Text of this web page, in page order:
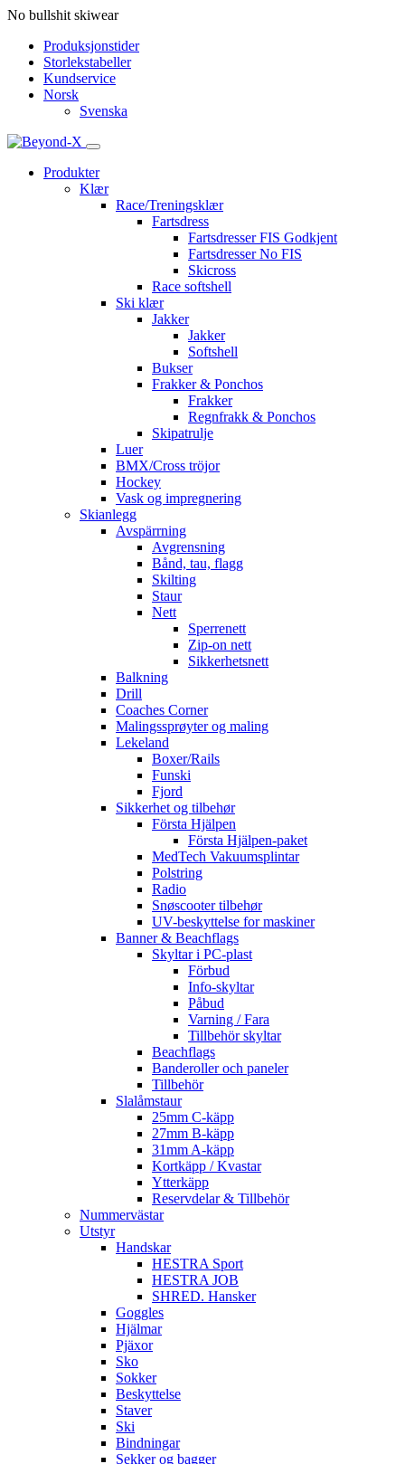
No bullshit skiwear
Produksjonstider
Storlekstabeller
Kundservice
Norsk
Svenska
Produkter
Klær
Race/Treningsklær
Fartsdress
Fartsdresser FIS Godkjent
Fartsdresser No FIS
Skicross
Race softshell
Ski klær
Jakker
Jakker
Softshell
Bukser
Frakker & Ponchos
Frakker
Regnfrakk & Ponchos
Skipatrulje
Luer
BMX/Cross tröjor
Hockey
Vask og impregnering
Skianlegg
Avspärrning
Avgrensning
Bånd, tau, flagg
Skilting
Staur
Nett
Sperrenett
Zip-on nett
Sikkerhetsnett
Balkning
Drill
Coaches Corner
Malingssprøyter og maling
Lekeland
Boxer/Rails
Funski
Fjord
Sikkerhet og tilbehør
Första Hjälpen
Första Hjälpen-paket
MedTech Vakuumsplintar
Polstring
Radio
Snøscooter tilbehør
UV-beskyttelse for maskiner
Banner & Beachflags
Skyltar i PC-plast
Förbud
Info-skyltar
Påbud
Varning / Fara
Tillbehör skyltar
Beachflags
Banderoller och paneler
Tillbehör
Slalåmstaur
25mm C-käpp
27mm B-käpp
31mm A-käpp
Kortkäpp / Kvastar
Ytterkäpp
Reservdelar & Tillbehör
Nummervästar
Utstyr
Handskar
HESTRA Sport
HESTRA JOB
SHRED. Hansker
Goggles
Hjälmar
Pjäxor
Sko
Sokker
Beskyttelse
Staver
Ski
Bindningar
Sekker og bagger